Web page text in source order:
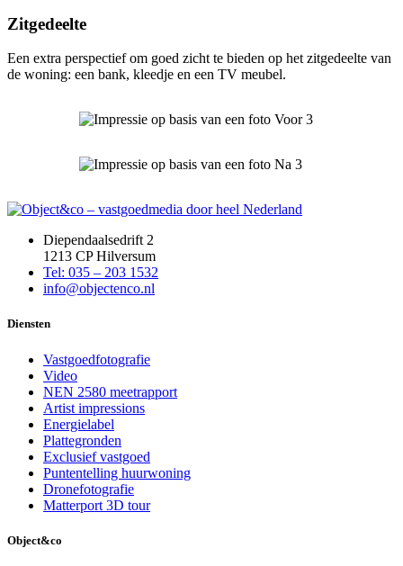
Zitgedeelte
Een extra perspectief om goed zicht te bieden op het zitgedeelte van
de woning: een bank, kleedje en een TV meubel.
Diependaalsedrift 2
1213 CP Hilversum
Tel: 035 – 203 1532
info@objectenco.nl
Diensten
Vastgoedfotografie
Video
NEN 2580 meetrapport
Artist impressions
Energielabel
Plattegronden
Exclusief vastgoed
Puntentelling huurwoning
Dronefotografie
Matterport 3D tour
Object&co